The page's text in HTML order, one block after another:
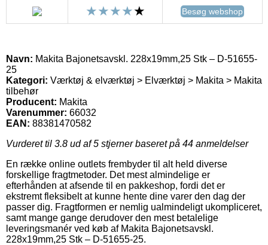
Besøg webshop
Navn: Makita Bajonetsavskl. 228x19mm,25 Stk – D-51655-
25
Kategori: Værktøj & elværktøj > Elværktøj > Makita > Makita
tilbehør
Producent: Makita
Varenummer: 66032
EAN: 88381470582
Vurderet til 3.8 ud af 5 stjerner baseret på 44 anmeldelser
En række online outlets frembyder til alt held diverse
forskellige fragtmetoder. Det mest almindelige er
efterhånden at afsende til en pakkeshop, fordi det er
ekstremt fleksibelt at kunne hente dine varer den dag der
passer dig. Fragtformen er nemlig ualmindeligt ukompliceret,
samt mange gange derudover den mest betalelige
leveringsmanér ved køb af Makita Bajonetsavskl.
228x19mm,25 Stk – D-51655-25.